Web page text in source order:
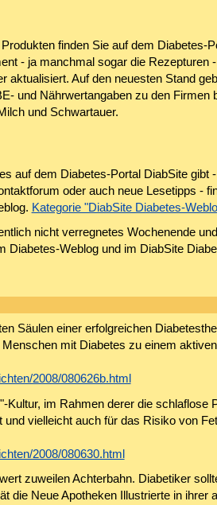
finden Sie auf dem Diabetes-
- ja manchmal sogar die Rezepturen
aktualisiert. Auf den neuesten Stand
und Nährwertangaben zu den Firmen
und Schwartauer.
auf dem Diabetes-Portal DiabSite gibt
oder auch neue Lesetipps -
Kategorie "DiabSite Diabetes-
nicht verregnetes Wochenende
Diabetes-Weblog und im DiabSite
Säulen einer erfolgreichen
mit Diabetes zu einem
2008/080626b.html
Kultur, im Rahmen derer die schlaflose
und vielleicht auch für das Risiko von
2008/080630.html
zuweilen Achterbahn. Diabetiker
die Neue Apotheken Illustrierte in ihrer